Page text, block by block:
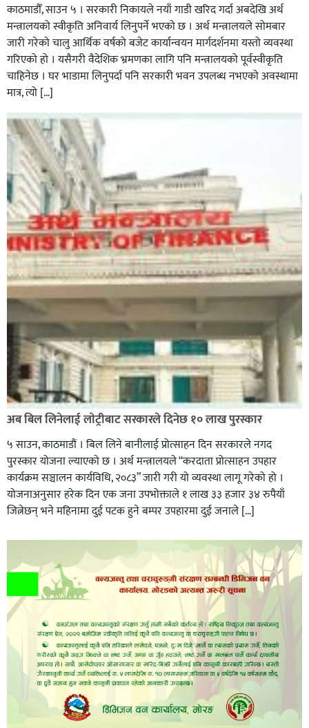
काठमाडौँ, साउन ५ । सरकारी निकायले नयाँ गाडी खरिद गर्दा अबदेखि अर्थ
मन्त्रालयको स्वीकृति अनिवार्य लिनुपर्ने भएको छ । अर्थ मन्त्रालयले सोमबार
जारी गरेको चालु आर्थिक वर्षको बजेट कार्यान्वयन मार्गदर्शनमा यस्तो व्यवस्था
गरिएको हो । यसैगरी वैदेशिक भ्रमणका लागि पनि मन्त्रालयको पूर्वस्वीकृति
चाहिनेछ । घर भाडामा लिनुपर्दा पनि सरकारी भवन उपलब्ध नभएको अवस्थामा
मात्र, त्यो […]
अब बिल लिनेलाई लाेट्रीबाट सरकारले दिनेछ १० लाख पुरस्कार
५ साउन, काठमाडौं । बिल लिने बानीलाई प्रोत्साहन दिन सरकारले नगद
पुरस्कार योजना ल्याएको छ । अर्थ मन्त्रालयले “करदाता प्रोत्साहन उपहार
कार्यक्रम सञ्चालन कार्यविधि, २०८३” जारी गरी यो व्यवस्था लागू गरेको हो ।
योजनाअनुसार हरेक दिन एक जना उपभोक्ताले १ लाख ३३ हजार ३४ रुपैयाँ
जित्नेछन् भने महिनामा दुई पटक हुने बम्पर उपहारमा दुई जनाले […]